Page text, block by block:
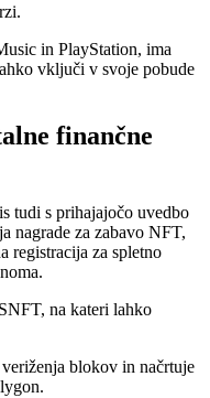
in PlayStation, ima
vključi v svoje pobude
finančne
tudi s prihajajočo uvedbo
nagrade za zabavo NFT,
registracija za spletno
na kateri lahko
blokov in načrtuje